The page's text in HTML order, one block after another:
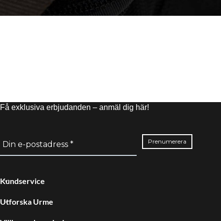
Få exklusiva erbjudanden – anmäl dig här!
Kundservice
Utforska Urme